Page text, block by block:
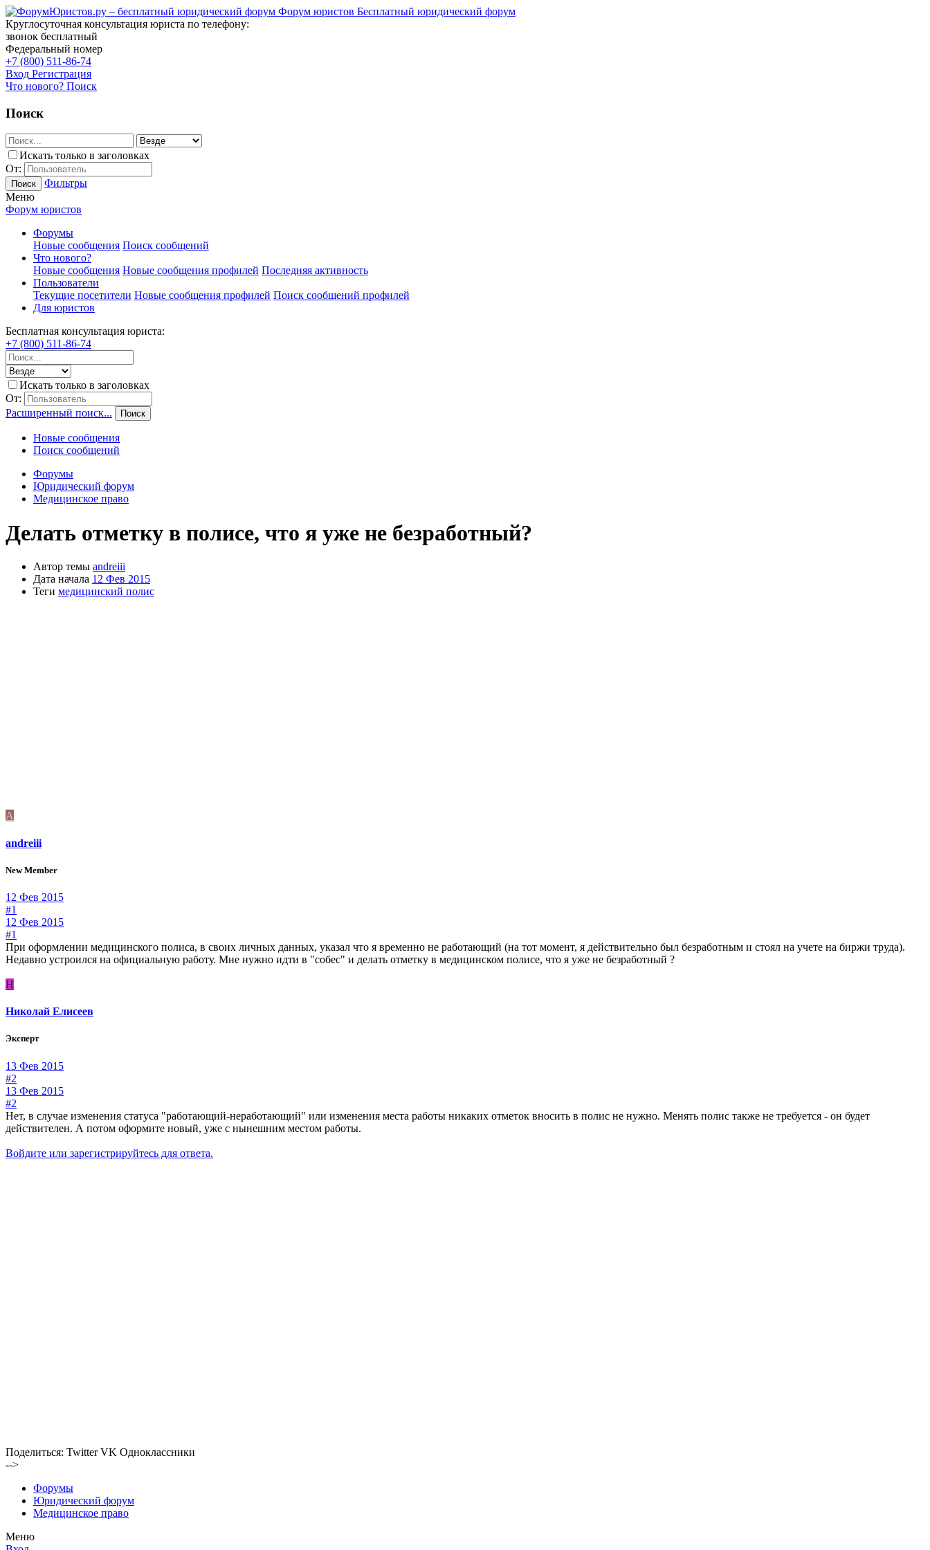
Форум юристов Бесплатный юридический форум
Круглосуточная консультация юриста по телефону:
звонок бесплатный
Федеральный номер
+7 (800) 511-86-74
Вход Регистрация
Что нового? Поиск
Поиск
Искать только в заголовках
От:
Поиск
Фильтры
Меню
Форум юристов
Форумы
Новые сообщения Поиск сообщений
Что нового?
Новые сообщения Новые сообщения профилей Последняя активность
Пользователи
Текущие посетители Новые сообщения профилей Поиск сообщений профилей
Для юристов
Бесплатная консультация юриста:
+7 (800) 511-86-74
Искать только в заголовках
От:
Расширенный поиск...
Поиск
Новые сообщения
Поиск сообщений
Форумы
Юридический форум
Медицинское право
Делать отметку в полисе, что я уже не безработный?
Автор темы andreiii
Дата начала 12 Фев 2015
Теги медицинский полис
A
andreiii
New Member
12 Фев 2015
#1
12 Фев 2015
#1
При оформлении медицинского полиса, в своих личных данных, указал что я временно не работающий (на тот момент, я действительно был безработным и стоял на учете на биржи труда).
Недавно устроился на официальную работу. Мне нужно идти в "собес" и делать отметку в медицинском полисе, что я уже не безработный ?
Н
Николай Елисеев
Эксперт
13 Фев 2015
#2
13 Фев 2015
#2
Нет, в случае изменения статуса "работающий-неработающий" или изменения места работы никаких отметок вносить в полис не нужно. Менять полис также не требуется - он будет
действителен. А потом оформите новый, уже с нынешним местом работы.
Войдите или зарегистрируйтесь для ответа.
Поделиться: Twitter VK Одноклассники
-->
Форумы
Юридический форум
Медицинское право
Меню